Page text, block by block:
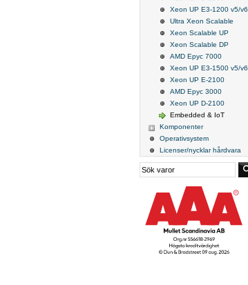
Xeon UP E3-1200 v5/v6
Ultra Xeon Scalable
Xeon Scalable UP
Xeon Scalable DP
AMD Epyc 7000
Xeon UP E3-1500 v5/v6
Xeon UP E-2100
AMD Epyc 3000
Xeon UP D-2100
Embedded & IoT
Komponenter
Operativsystem
Licenser/nycklar hårdvara